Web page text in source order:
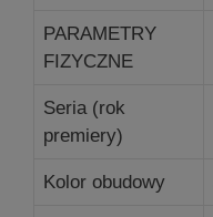
PARAMETRY
FIZYCZNE
Seria (rok
premiery)
Kolor obudowy